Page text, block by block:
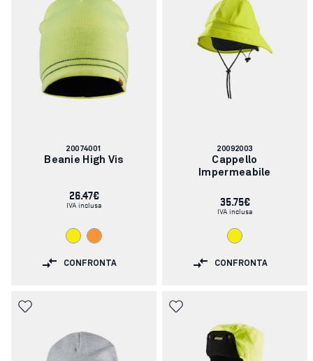
Codice
articolo:
20074001
Beanie High Vis
26.47€
IVA inclusa
CONFRONTA
Codice
articolo:
20092003
Cappello
Impermeabile
35.75€
IVA inclusa
CONFRONTA